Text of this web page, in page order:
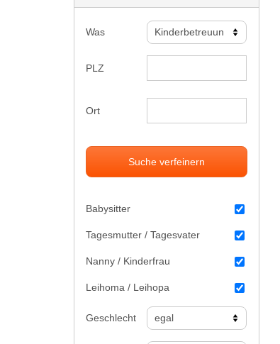
Was
PLZ
Ort
Suche verfeinern
Babysitter
Tagesmutter / Tagesvater
Nanny / Kinderfrau
Leihoma / Leihopa
Geschlecht